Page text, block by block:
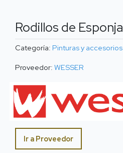
Rodillos de Esponja
Categoría: Pinturas y accesorios
Proveedor: WESSER
Ir a Proveedor